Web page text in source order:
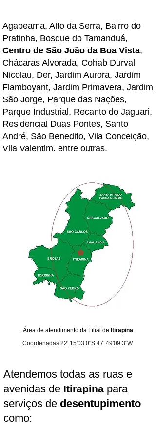
Agapeama, Alto da Serra, Bairro do
Pratinha, Bosque do Tamanduá,
Centro de São João da Boa Vista,
Chácaras Alvorada, Cohab Durval
Nicolau, Der, Jardim Aurora, Jardim
Flamboyant, Jardim Primavera, Jardim
São Jorge, Parque das Nações,
Parque Industrial, Recanto do Jaguari,
Residencial Duas Pontes, Santo
André, São Benedito, Vila Conceição,
Vila Valentim. entre outras.
Área de atendimento da Filial de Itirapina
Coordenadas 22°15'03.0"S 47°49'09.3"W
Atendemos todas as ruas e
avenidas de Itirapina para
serviços de desentupimento
como: